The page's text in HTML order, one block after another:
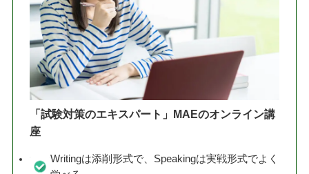
「試験対策のエキスパート」MAEのオンライン講
座
Writingは添削形式で、Speakingは実戦形式でよく